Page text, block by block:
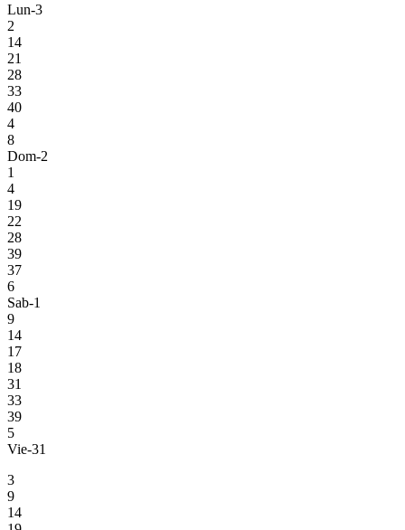
Lun-3
2
14
21
28
33
40
4
8
Dom-2
1
4
19
22
28
39
37
6
Sab-1
9
14
17
18
31
33
39
5
Vie-31
3
9
14